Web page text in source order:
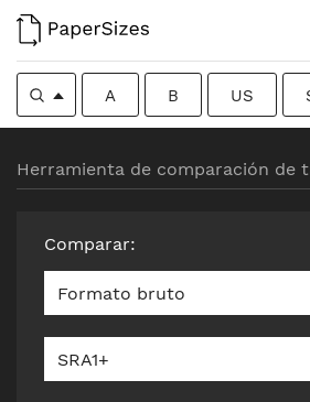
A B US
Herramienta de comparación de
Comparar:
Formato bruto
SRA1+